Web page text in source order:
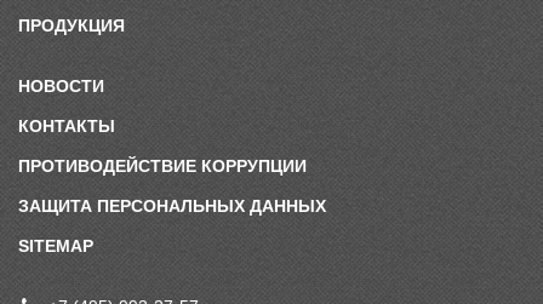
ПРОДУКЦИЯ
НОВОСТИ
КОНТАКТЫ
ПРОТИВОДЕЙСТВИЕ КОРРУПЦИИ
ЗАЩИТА ПЕРСОНАЛЬНЫХ ДАННЫХ
SITEMAP